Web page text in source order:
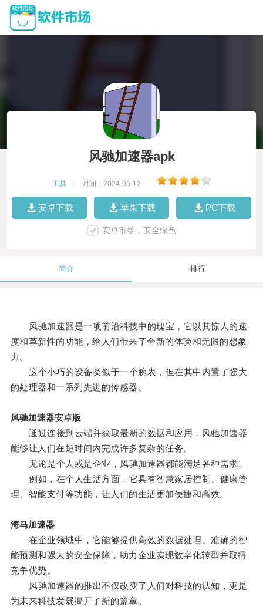
风驰加速器apk
工具 时间：2024-06-12
安卓下载 苹果下载 PC下载
安卓市场，安全绿色
简介 排行
风驰加速器是一项前沿科技中的瑰宝，它以其惊人的速
度和革新性的功能，给人们带来了全新的体验和无限的想象
力。
这个小巧的设备类似于一个腕表，但在其中内置了强大
的处理器和一系列先进的传感器。
风驰加速器安卓版
通过连接到云端并获取最新的数据和应用，风驰加速器
能够让人们在短时间内完成许多复杂的任务。
无论是个人或是企业，风驰加速器都能满足各种需求。
例如，在个人生活方面，它具有智慧家居控制、健康管
理、智能支付等功能，让人们的生活更加便捷和高效。
海马加速器
在企业领域中，它能够提供高效的数据处理、准确的智
能预测和强大的安全保障，助力企业实现数字化转型并取得
竞争优势。
风驰加速器的推出不仅改变了人们对科技的认知，更是
为未来科技发展揭开了新的篇章。